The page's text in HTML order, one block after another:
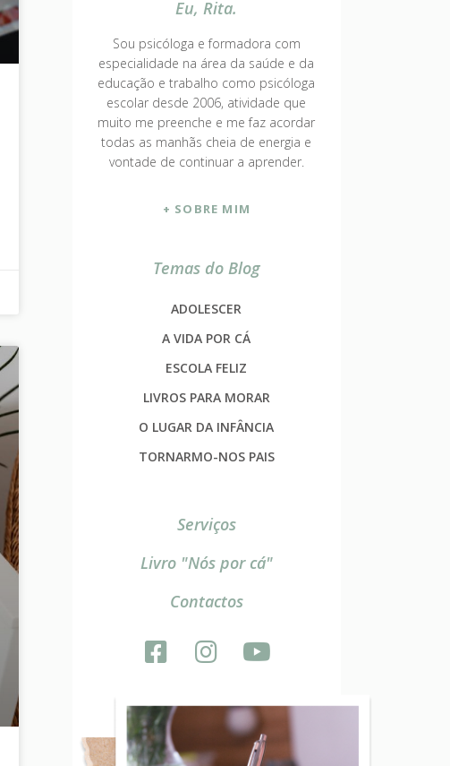
Eu, Rita.
Sou psicóloga e formadora com
especialidade na área da saúde e da
educação e trabalho como psicóloga
escolar desde 2006, atividade que
muito me preenche e me faz acordar
todas as manhãs cheia de energia e
vontade de continuar a aprender.
+ SOBRE MIM
Temas do Blog
ADOLESCER
A VIDA POR CÁ
ESCOLA FELIZ
LIVROS PARA MORAR
O LUGAR DA INFÂNCIA
TORNARMO-NOS PAIS
Serviços
Livro "Nós por cá"
Contactos